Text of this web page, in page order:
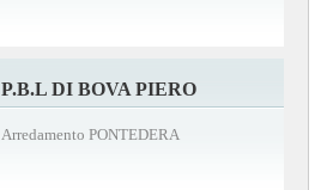
P.B.L DI BOVA PIERO
Arredamento PONTEDERA